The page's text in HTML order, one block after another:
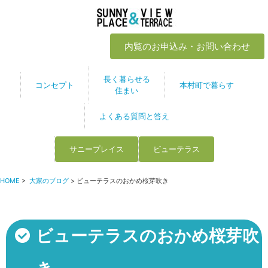
内覧のお申込み・お問い合わせ
コンセプト
長く暮らせる
住まい
本村町で暮らす
よくある質問と答え
サニープレイス ビューテラス
HOME > 大家のブログ > ビューテラスのおかめ桜芽吹き
ビューテラスのおかめ桜芽吹